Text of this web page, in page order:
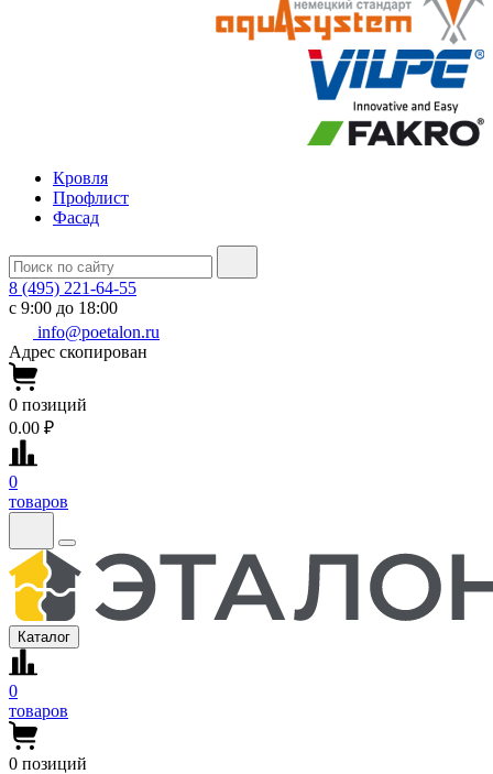
Кровля
Профлист
Фасад
8 (495) 221-64-55
с 9:00 до 18:00
info@poetalon.ru
Адрес скопирован
0 позиций
0.00 ₽
0
товаров
Каталог
0
товаров
0 позиций